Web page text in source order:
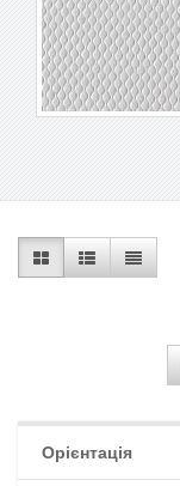
Орієнтація